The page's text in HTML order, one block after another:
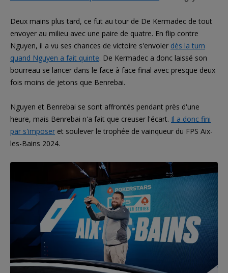
Deux mains plus tard, ce fut au tour de De Kermadec de tout
envoyer au milieu avec une paire de quatre. En flip contre
Nguyen, il a vu ses chances de victoire s'envoler dès la turn
quand Nguyen a fait quinte. De Kermadec a donc laissé son
bourreau se lancer dans le face à face final avec presque deux
fois moins de jetons que Benrebai.
Nguyen et Benrebai se sont affrontés pendant près d'une
heure, mais Benrebai n'a fait que creuser l'écart. Il a donc fini
par s'imposer et soulever le trophée de vainqueur du FPS Aix-
les-Bains 2024.